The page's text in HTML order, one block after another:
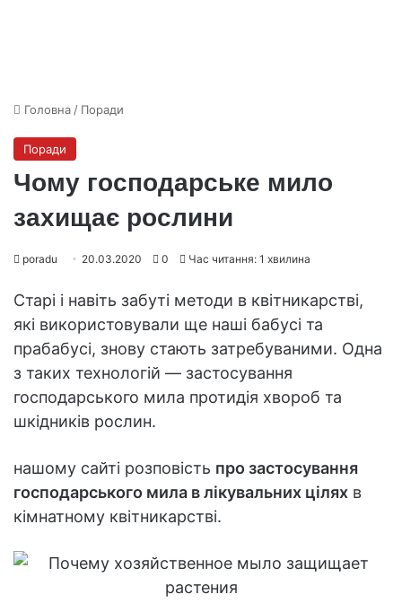
Головна / Поради
Поради
Чому господарське мило
захищає рослини
poradu 20.03.2020 0 Час читання: 1 хвилина
Старі і навіть забуті методи в квітникарстві,
які використовували ще наші бабусі та
прабабусі, знову стають затребуваними. Одна
з таких технологій — застосування
господарського мила протидія хвороб та
шкідників рослин.
нашому сайті розповість про застосування
господарського мила в лікувальних цілях в
кімнатному квітникарстві.